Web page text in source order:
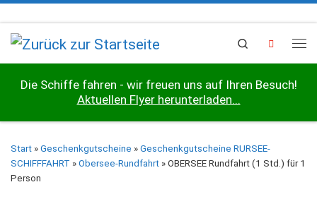
Search
Die Schiffe fahren - wir freuen uns auf Ihren Besuch!
Aktuellen Flyer herunterladen...
Start » Geschenkgutscheine » Geschenkgutscheine RURSEE-
SCHIFFFAHRT » Obersee-Rundfahrt » OBERSEE Rundfahrt (1 Std.) für 1
Person